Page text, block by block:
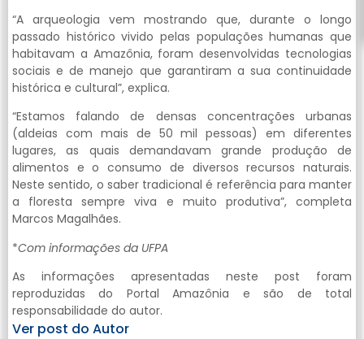
“A arqueologia vem mostrando que, durante o longo
passado histórico vivido pelas populações humanas que
habitavam a Amazônia, foram desenvolvidas tecnologias
sociais e de manejo que garantiram a sua continuidade
histórica e cultural”, explica.
“Estamos falando de densas concentrações urbanas
(aldeias com mais de 50 mil pessoas) em diferentes
lugares, as quais demandavam grande produção de
alimentos e o consumo de diversos recursos naturais.
Neste sentido, o saber tradicional é referência para manter
a floresta sempre viva e muito produtiva”, completa
Marcos Magalhães.
*Com informações da UFPA
As informações apresentadas neste post foram
reproduzidas do Portal Amazônia e são de total
responsabilidade do autor.
Ver post do Autor